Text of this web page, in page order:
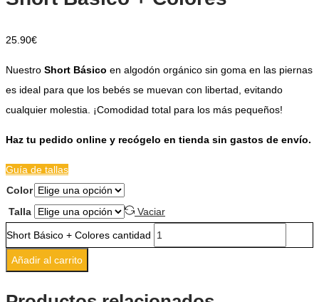
25.90€
Nuestro Short Básico en algodón orgánico sin goma en las piernas
es ideal para que los bebés se muevan con libertad, evitando
cualquier molestia. ¡Comodidad total para los más pequeños!
Haz tu pedido online y recógelo en tienda sin gastos de envío.
Guía de tallas
Color
Talla
Vaciar
Short Básico + Colores cantidad
Añadir al carrito